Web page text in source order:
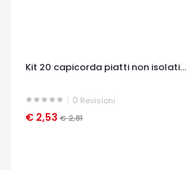
Kit 20 capicorda piatti non isolati...
0 Revisioni
€ 2,53 € 2,81
OCCHIATA VELOCE